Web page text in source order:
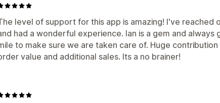
level of support for this app is amazing! I've reached
had a wonderful experience. Ian is a gem and always
to make sure we are taken care of. Huge
value and additional sales. Its a no brainer!